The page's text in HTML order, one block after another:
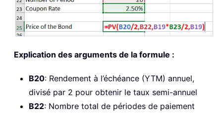
Explication des arguments de la formule :
B20: Rendement à l’échéance (YTM) annuel,
divisé par 2 pour obtenir le taux semi-annuel
B22: Nombre total de périodes de paiement